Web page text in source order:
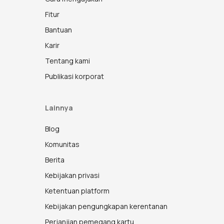
Fitur
Bantuan
Karir
Tentang kami
Publikasi korporat
Lainnya
Blog
Komunitas
Berita
Kebijakan privasi
Ketentuan platform
Kebijakan pengungkapan kerentanan
Perjanjian pemegang kartu